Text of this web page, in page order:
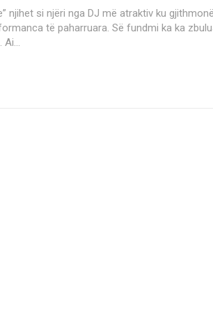
njihet si njëri nga DJ më atraktiv ku
paharruara. Së fundmi ka ka zbuluar për trendet
muzikore. Ai...